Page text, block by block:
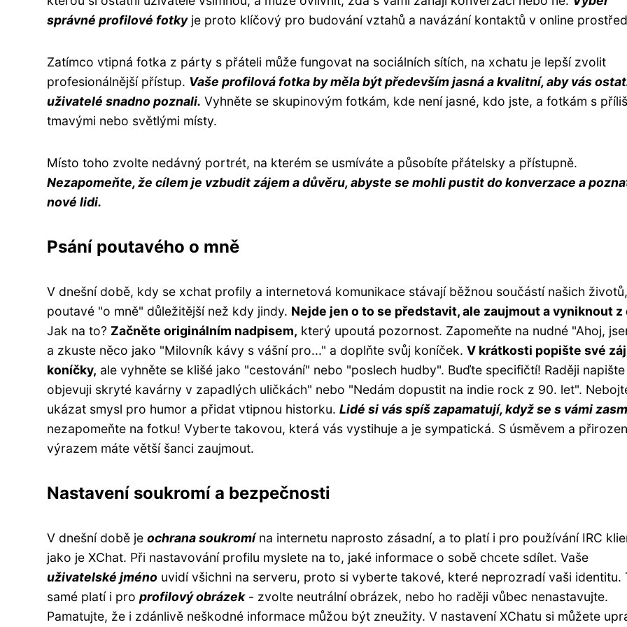
správné profilové fotkyje proto klíčový pro budování vztahů a navázání kontaktů v online
Zatímco vtipná fotka z párty s přáteli může fungovat na sociálních sítích, na xchatu je lepší zvolit
profesionálnější přístup. Vaše profilová fotka by měla být především jasná a kvalitní, aby vás
uživatelé snadno poznali. Vyhněte se skupinovým fotkám, kde není jasné, kdo jste, a fotkám s příliš
tmavými nebo světlými místy.
Místo toho zvolte nedávný portrét, na kterém se usmíváte a působíte přátelsky a přístupně.
Nezapomeňte, že cílem je vzbudit zájem a důvěru, abyste se mohli pustit do konverzace a
nové lidi.
Psání poutavého o mně
V dnešní době, kdy se xchat profily a internetová komunikace stávají běžnou součástí našich
poutavé "o mně" důležitější než kdy jindy. Nejde jen o to se představit, ale zaujmout a vyniknout z
Jak na to? Začněte originálním nadpisem, který upoutá pozornost. Zapomeňte na nudné "Ahoj,
a zkuste něco jako "Milovník kávy s vášní pro..." a doplňte svůj koníček. V krátkosti popište své
koníčky, ale vyhněte se klišé jako "cestování" nebo "poslech hudby". Buďte specifičtí! Raději napište
objevuji skryté kavárny v zapadlých uličkách" nebo "Nedám dopustit na indie rock z 90. let".
ukázat smysl pro humor a přidat vtipnou historku. Lidé si vás spíš zapamatují, když se s vámi
nezapomeňte na fotku! Vyberte takovou, která vás vystihuje a je sympatická. S úsměvem a
výrazem máte větší šanci zaujmout.
Nastavení soukromí a bezpečnosti
V dnešní době je ochrana soukromína internetu naprosto zásadní, a to platí i pro používání IRC
jako je XChat. Při nastavování profilu myslete na to, jaké informace o sobě chcete sdílet. Vaše
uživatelské jméno uvidí všichni na serveru, proto si vyberte takové, které neprozradí vaši identitu.
samé platí i pro profilový obrázek- zvolte neutrální obrázek, nebo ho raději vůbec nenastavujte.
Pamatujte, že i zdánlivě neškodné informace můžou být zneužity. V nastavení XChatu si můžete